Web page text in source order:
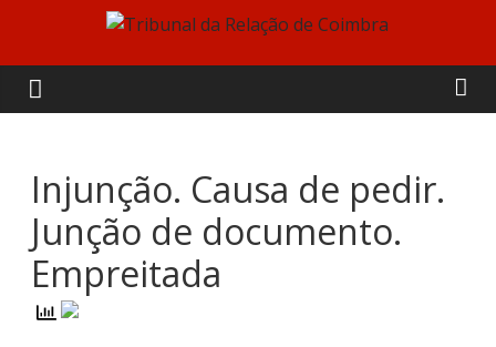
content
Tribunal
da
Relação
de
Coimbra
Injunção. Causa de pedir.
Junção de documento.
Empreitada